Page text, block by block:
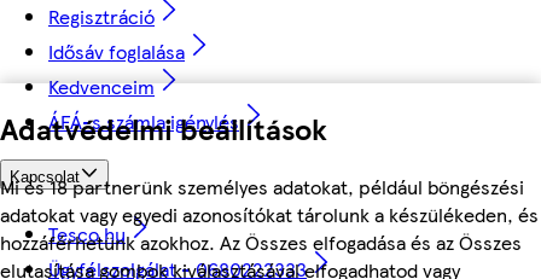
Adatvédelmi beállítások
Mi és 18 partnerünk személyes adatokat, például böngészési
adatokat vagy egyedi azonosítókat tárolunk a készülékeden, és
hozzáférhetünk azokhoz. Az Összes elfogadása és az Összes
elutasítása gombok kiválasztásával elfogadhatod vagy
Regisztráció
Idősáv foglalása
Kedvenceim
ÁFÁ-s számla igénylés
Kapcsolat
Tesco.hu
Ügyfélszolgálat - 0680222333